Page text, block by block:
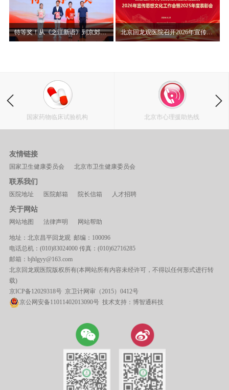
特等奖！从《之江新语》到京郊山村，赵晨讲述“读讲一本书”背后的初心使命 北京回龙观医院召开2026年宣传思想文化工作会暨2025年度表彰大会
国家药物临床试验机构 北京市心理援助热线
友情链接
国家卫生健康委员会 北京市卫生健康委员会
联系我们
医院地址 医院邮箱 院长信箱 人才招聘
关于网站
网站地图 法律声明 网站帮助
地址：北京昌平回龙观 邮编：100096
电话总机：(010)83024000 传真：(010)62716285
邮箱：bjhlgyy@163.com
北京回龙观医院版权所有(本网站所有内容未经许可，不得以任何形式进行转
载)
京ICP备12029318号京卫计网审（2015）0412号
京公网安备11011402013090号 技术支持： 博智通科技